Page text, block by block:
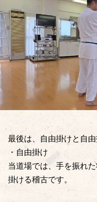
最後は、自由掛けと自
・自由掛け
当道場では、手を振れ
掛ける稽古です。